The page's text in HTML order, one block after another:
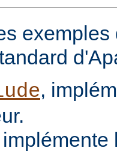
,
implémente